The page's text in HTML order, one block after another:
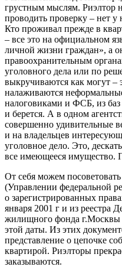
грустным мыслям. Риэлтор
проводить проверку – нет
Кто проживал прежде в
– все это на официальном
личной жизни граждан», а
правоохранительным
уголовного дела или по
выкручиваются как могут –
налаживаются
налоговиками и ФСБ, из
и берется. А в одном
совершенно удивительные
и на владельцев
уголовное дело. Это,
все имеющееся имущество.
От себя можем
(Управлении федеральной
о зарегистрированных
января 2001 г и из реестра
жилищного фонда г.Москвы
этой даты. Из этих
представление о цепочке
квартирой. Риэлторы
заказываются.